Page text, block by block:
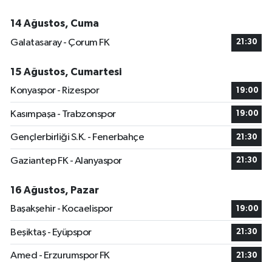
14 Ağustos, Cuma
Galatasaray - Çorum FK
21:30
15 Ağustos, Cumartesi
Konyaspor - Rizespor
19:00
Kasımpaşa - Trabzonspor 19:00
Gençlerbirliği S.K. - Fenerbahçe 21:30
Gaziantep FK - Alanyaspor 21:30
16 Ağustos, Pazar
Başakşehir - Kocaelispor
19:00
Beşiktaş - Eyüpspor 21:30
Amed - Erzurumspor FK 21:30